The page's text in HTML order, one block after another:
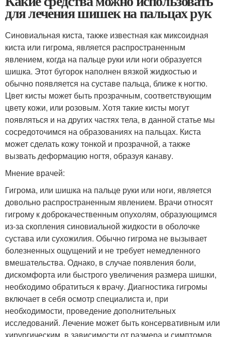
для лечения шишек на пальцах рук
Синовиальная киста, также известная как миксоидная
киста или гигрома, является распространенным
явлением, когда на пальце руки или ноги образуется
шишка. Этот бугорок наполнен вязкой жидкостью и
обычно появляется на суставе пальца, ближе к ногтю.
Цвет кисты может быть прозрачным, соответствующим
цвету кожи, или розовым. Хотя такие кисты могут
появляться и на других частях тела, в данной статье мы
сосредоточимся на образованиях на пальцах. Киста
может сделать кожу тонкой и прозрачной, а также
вызвать деформацию ногтя, образуя канаву.
Мнение врачей:
Гигрома, или шишка на пальце руки или ноги, является
довольно распространенным явлением. Врачи относят
гигрому к доброкачественным опухолям, образующимся
из-за скопления синовиальной жидкости в оболочке
сустава или сухожилия. Обычно гигрома не вызывает
болезненных ощущений и не требует немедленного
вмешательства. Однако, в случае появления боли,
дискомфорта или быстрого увеличения размера шишки,
необходимо обратиться к врачу. Диагностика гигромы
включает в себя осмотр специалиста и, при
необходимости, проведение дополнительных
исследований. Лечение может быть консервативным или